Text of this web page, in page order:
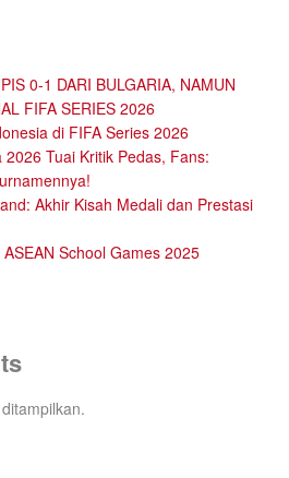
0-1 DARI BULGARIA, NAMUN
FIFA SERIES 2026
di FIFA Series 2026
Tuai Kritik Pedas, Fans:
Akhir Kisah Medali dan Prestasi
School Games 2025